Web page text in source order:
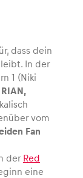
dass dein
In der
1 (Niki
vom
Fan
der Red
eine